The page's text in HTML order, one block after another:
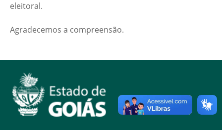
eleitoral.
Agradecemos a compreensão.